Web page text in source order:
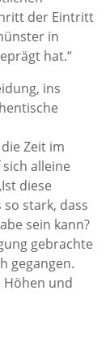
der Eintritt
in
hat.“
ins
Zeit im
alleine
diese
so stark, dass
sein kann?
gebrachte
gegangen.
Höhen und